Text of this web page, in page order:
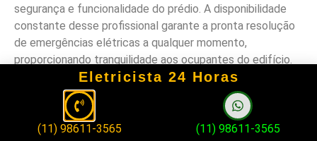
segurança e funcionalidade do prédio. A disponibilidade
constante desse profissional garante a pronta resolução
de emergências elétricas a qualquer momento,
proporcionando tranquilidade aos ocupantes do edifício.
Além disso, o conhecimento da região por parte do
eletricista predial em Curucutu permite uma resposta
mais rápida a chamados de emergência, conhecendo as
particularidades e possíveis desafios elétricos locais.
Eletricista 24 Horas
(11) 98611-3565 (11) 98611-3565